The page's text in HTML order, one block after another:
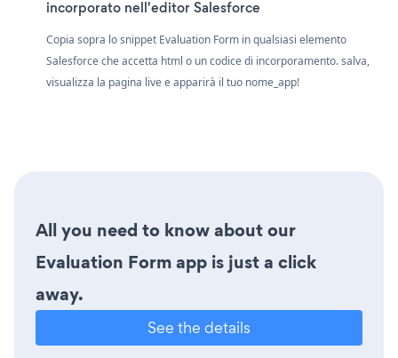
incorporato nell'editor Salesforce
Copia sopra lo snippet Evaluation Form in qualsiasi elemento
Salesforce che accetta html o un codice di incorporamento. salva,
visualizza la pagina live e apparirà il tuo nome_app!
All you need to know about our
Evaluation Form app is just a click
away.
See the details